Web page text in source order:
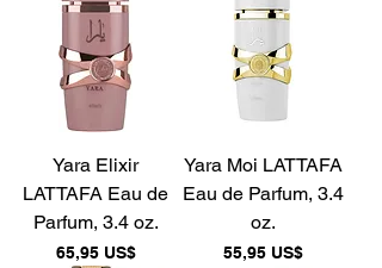
Yara Elixir
LATTAFA Eau de
Parfum, 3.4 oz.
Precio
65,95 US$
Yara Moi LATTAFA
Eau de Parfum, 3.4
oz.
Precio
55,95 US$